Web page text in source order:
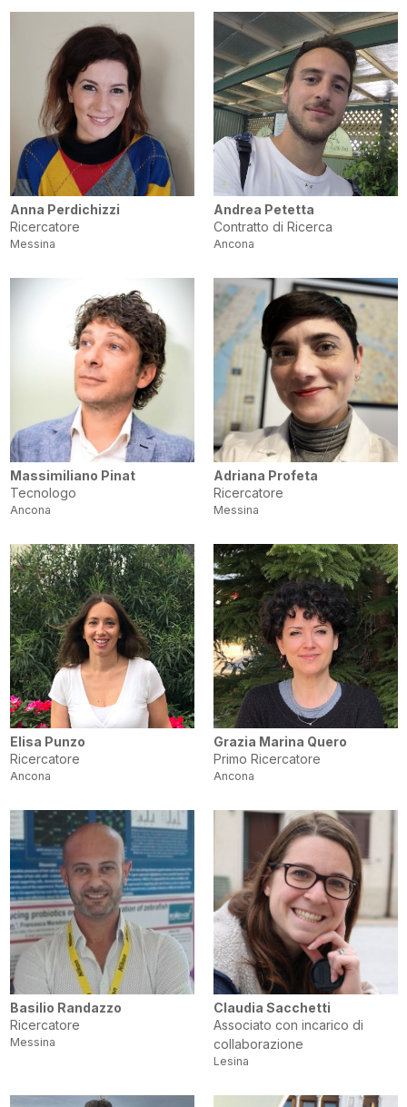
Anna Perdichizzi
Ricercatore
Messina
Andrea Petetta
Contratto di Ricerca
Ancona
Massimiliano Pinat
Tecnologo
Ancona
Adriana Profeta
Ricercatore
Messina
Elisa Punzo
Ricercatore
Ancona
Grazia Marina Quero
Primo Ricercatore
Ancona
Basilio Randazzo
Ricercatore
Messina
Claudia Sacchetti
Associato con incarico di
collaborazione
Lesina